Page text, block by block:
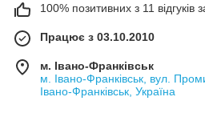
100% позитивних з 11 відгуків
Працює з 03.10.2010
м. Івано-Франківськ
м. Івано-Франківськ, вул.
Івано-Франківськ, Україна